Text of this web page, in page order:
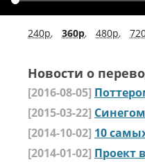
240p, 360p, 480p,
Новости о
[2016-08-05]
[2015-03-22]
[2014-10-02] 10 самых
[2014-01-02] Проект